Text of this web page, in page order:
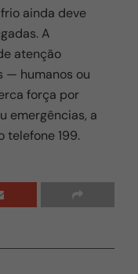
ainda deve
A
atenção
— humanos ou
força por
emergências, a
telefone 199.